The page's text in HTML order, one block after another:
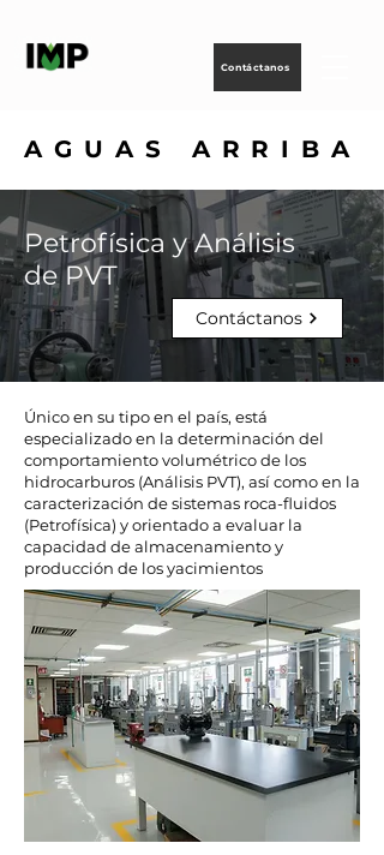
Contáctanos
AGUAS ARRIBA
AGUAS ARRIBA
Petrofísica y Análisis
de PVT
Contáctanos
Único en su tipo en el país, está
especializado en la determinación del
comportamiento volumétrico de los
hidrocarburos (Análisis PVT), así como en la
caracterización de sistemas roca-fluidos
(Petrofísica) y orientado a evaluar la
capacidad de almacenamiento y
producción de los yacimientos